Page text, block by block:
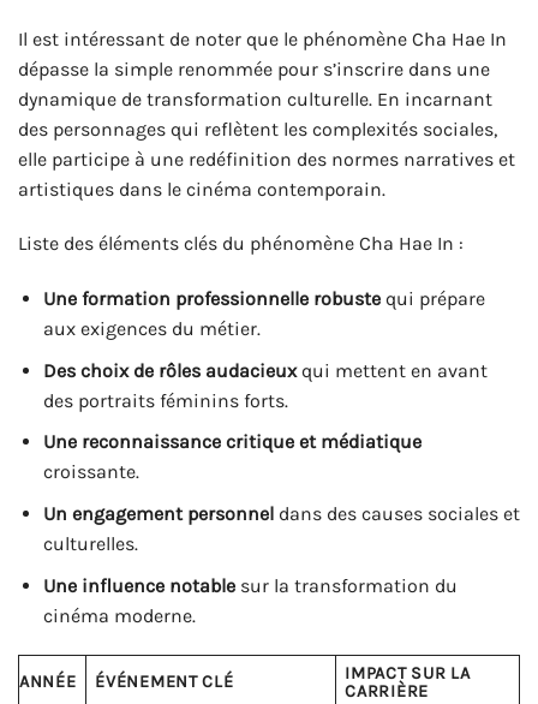
Il est intéressant de noter que le phénomène Cha Hae In
dépasse la simple renommée pour s’inscrire dans une
dynamique de transformation culturelle. En incarnant
des personnages qui reflètent les complexités sociales,
elle participe à une redéfinition des normes narratives et
artistiques dans le cinéma contemporain.
Liste des éléments clés du phénomène Cha Hae In :
Une formation professionnelle robustequi prépare
aux exigences du métier.
Des choix de rôles audacieuxqui mettent en avant
des portraits féminins forts.
Une reconnaissance critique et médiatique
croissante.
Un engagement personneldans des causes sociales et
culturelles.
Une influence notablesur la transformation du
cinéma moderne.
ANNÉE ÉVÉNEMENT CLÉ
IMPACT SUR LA
CARRIÈRE